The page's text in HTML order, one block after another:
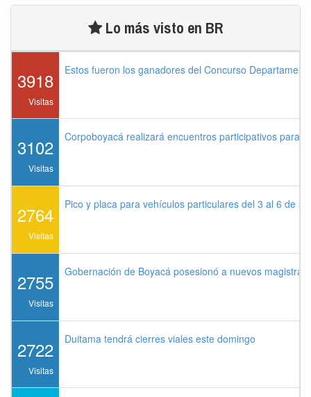
Lo más visto en BR
3918
Visitas
Estos fueron los ganadores del Concurso
3102
Visitas
Corpoboyacá realizará encuentros participativos para
2764
Visitas
Pico y placa para vehículos particulares del 3 al 6 de
2755
Visitas
Gobernación de Boyacá posesionó a nuevos
2722
Visitas
Duitama tendrá cierres viales este domingo